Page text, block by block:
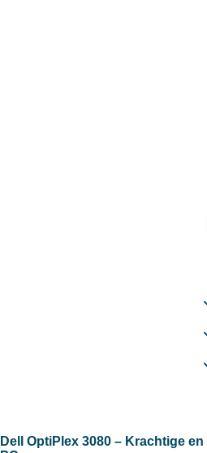
Dell OptiPlex 3080 – Krachtige